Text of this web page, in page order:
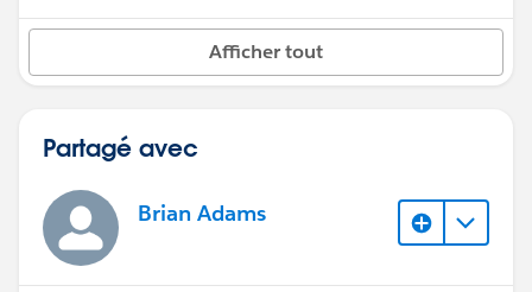
Afficher tout
Partagé avec
Brian Adams